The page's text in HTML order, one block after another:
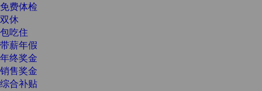
免费体检
双休
包吃住
带薪年假
年终奖金
销售奖金
综合补贴